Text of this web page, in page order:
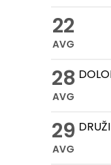
22
AVG
28
AVG
29
AVG